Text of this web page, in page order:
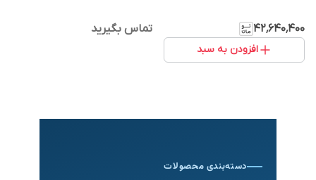
۴۲٬۶۴۰٬۴۰۰
افزودن به سبد
تماس بگیرید
دسته‌بندی محصولات